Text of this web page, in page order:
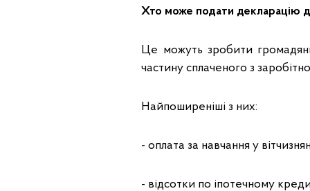
Хто може подати декларацію
Це можуть зробити
частину сплаченого з
Найпоширеніші з них:
- оплата за навчання у
- відсотки по іпотечному